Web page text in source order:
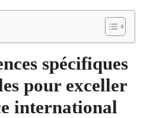
spécifiques
pour exceller
international